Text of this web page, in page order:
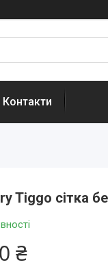
Контакти
Tiggo сітка
₴